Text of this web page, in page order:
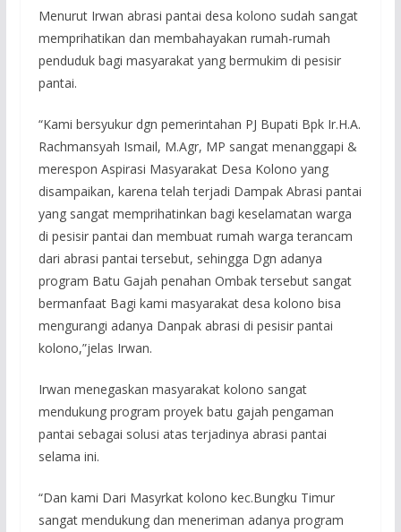
Menurut Irwan abrasi pantai desa kolono sudah sangat
memprihatikan dan membahayakan rumah-rumah
penduduk bagi masyarakat yang bermukim di pesisir
pantai.
“Kami bersyukur dgn pemerintahan PJ Bupati Bpk Ir.H.A.
Rachmansyah Ismail, M.Agr, MP sangat menanggapi &
merespon Aspirasi Masyarakat Desa Kolono yang
disampaikan, karena telah terjadi Dampak Abrasi pantai
yang sangat memprihatinkan bagi keselamatan warga
di pesisir pantai dan membuat rumah warga terancam
dari abrasi pantai tersebut, sehingga Dgn adanya
program Batu Gajah penahan Ombak tersebut sangat
bermanfaat Bagi kami masyarakat desa kolono bisa
mengurangi adanya Danpak abrasi di pesisir pantai
kolono,”jelas Irwan.
Irwan menegaskan masyarakat kolono sangat
mendukung program proyek batu gajah pengaman
pantai sebagai solusi atas terjadinya abrasi pantai
selama ini.
“Dan kami Dari Masyrkat kolono kec.Bungku Timur
sangat mendukung dan meneriman adanya program